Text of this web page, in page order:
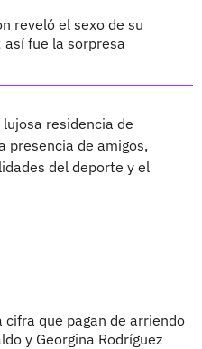
reveló el sexo de su
así fue la sorpresa
residencia de
presencia de amigos,
del deporte y el
cifra que pagan de arriendo
y Georgina Rodríguez